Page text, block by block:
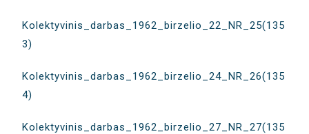
Kolektyvinis_darbas_1962_birzelio_22_NR_25(135
3)
Kolektyvinis_darbas_1962_birzelio_24_NR_26(135
4)
Kolektyvinis_darbas_1962_birzelio_27_NR_27(135